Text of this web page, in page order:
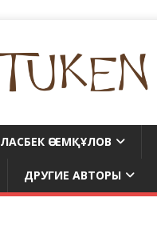
ӘСЕМҚҰЛОВ
ДРУГИЕ АВТОРЫ